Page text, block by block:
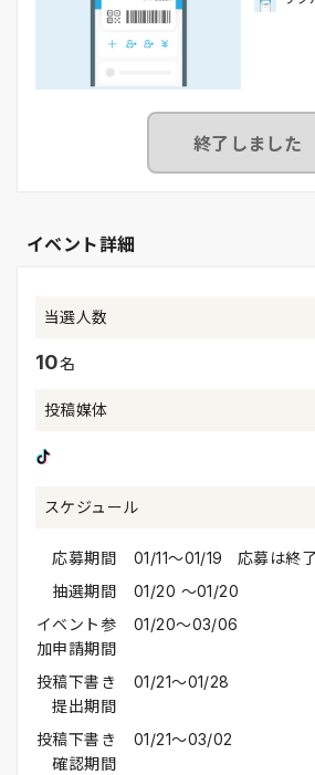
終了しました
イベント詳細
当選人数
10名
投稿媒体
スケジュール
応募期間
01/11〜01/19 応募は終
抽選期間
01/20 〜01/20
イベント参
加申請期間
01/20〜03/06
投稿下書き
提出期間
01/21〜01/28
投稿下書き
確認期間
01/21〜03/02